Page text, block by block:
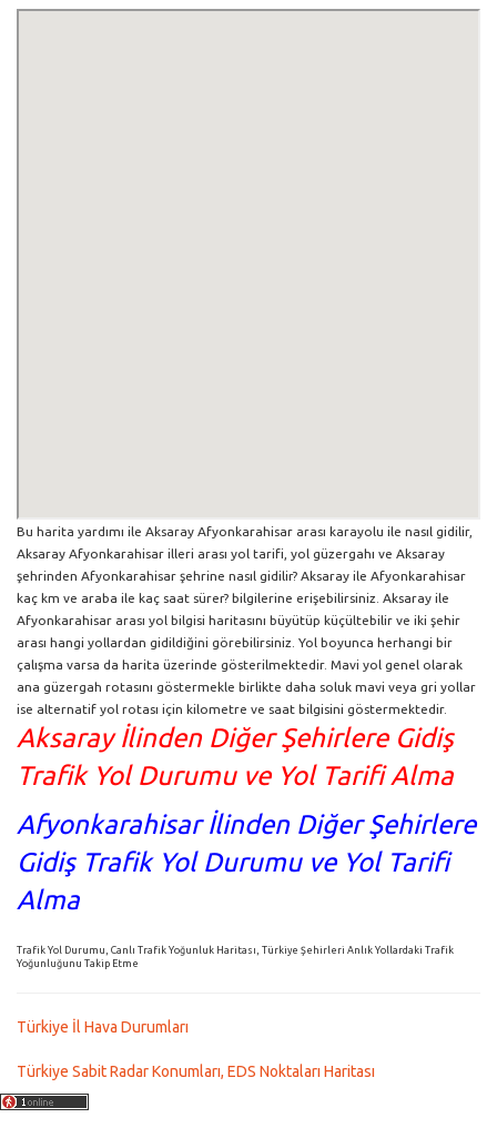
Bu harita yardımı ile Aksaray Afyonkarahisar arası karayolu ile nasıl gidilir,
Aksaray Afyonkarahisar illeri arası yol tarifi, yol güzergahı ve Aksaray
şehrinden Afyonkarahisar şehrine nasıl gidilir? Aksaray ile Afyonkarahisar
kaç km ve araba ile kaç saat sürer? bilgilerine erişebilirsiniz. Aksaray ile
Afyonkarahisar arası yol bilgisi haritasını büyütüp küçültebilir ve iki şehir
arası hangi yollardan gidildiğini görebilirsiniz. Yol boyunca herhangi bir
çalışma varsa da harita üzerinde gösterilmektedir. Mavi yol genel olarak
ana güzergah rotasını göstermekle birlikte daha soluk mavi veya gri yollar
ise alternatif yol rotası için kilometre ve saat bilgisini göstermektedir.
Aksaray İlinden Diğer Şehirlere Gidiş
Trafik Yol Durumu ve Yol Tarifi Alma
Afyonkarahisar İlinden Diğer Şehirlere
Gidiş Trafik Yol Durumu ve Yol Tarifi
Alma
Trafik Yol Durumu, Canlı Trafik Yoğunluk Haritası, Türkiye Şehirleri Anlık Yollardaki Trafik
Yoğunluğunu Takip Etme
Türkiye İl Hava Durumları
Türkiye Sabit Radar Konumları, EDS Noktaları Haritası